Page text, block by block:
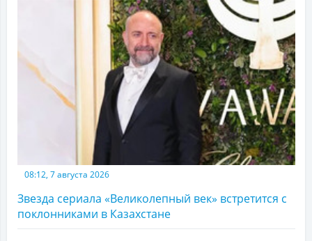
08:12, 7 августа 2026
Звезда сериала «Великолепный век» встретится с
поклонниками в Казахстане